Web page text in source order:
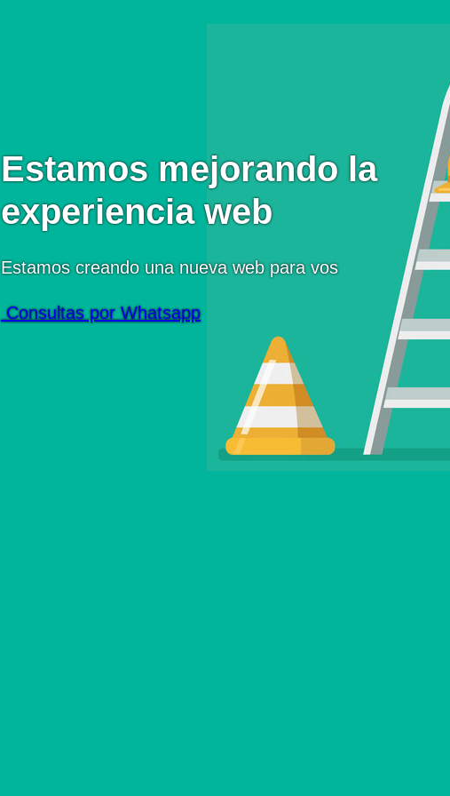
Estamos mejorando la
experiencia web
Estamos creando una nueva web para vos
Consultas por Whatsapp